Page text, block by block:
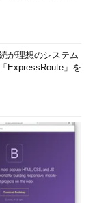
が理想のシステム
ExpressRoute」を